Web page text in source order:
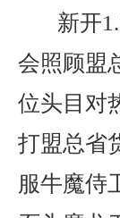
新开
会照顾盟
位头目对
打盟总省
服牛魔侍